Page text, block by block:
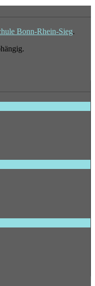
Bonn-Rhein-Sieg.